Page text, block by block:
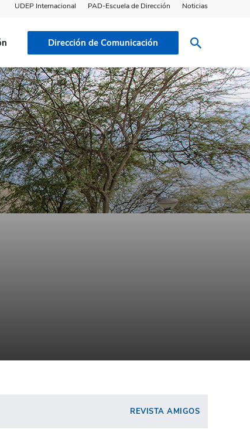
UDEP Internacional PAD-Escuela de Dirección Noticias
Dirección de Comunicación
REVISTA AMIGOS